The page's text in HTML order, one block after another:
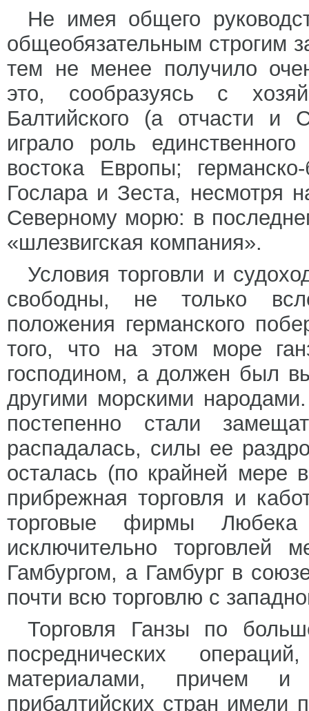
Не имея общего
общеобязательным строгим
тем не менее получило
это, сообразуясь с
Балтийского (а отчасти и
играло роль
востока Европы;
Гослара и Зеста, несмотря
Северному морю: в
«шлезвигская компания».
Условия торговли и
свободны, не только
положения германского
того, что на этом море
господином, а должен был
другими морскими
постепенно стали
распадалась, силы ее
осталась (по крайней мере
прибрежная торговля и
торговые фирмы
исключительно торговлей
Гамбургом, а Гамбург в
почти всю торговлю с
Торговля Ганзы по
посреднических
материалами, причем
прибалтийских стран